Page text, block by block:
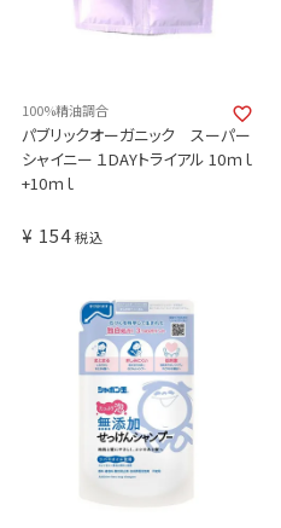
100%精油調合
パブリックオーガニック スーパー
シャイニー １DAYトライアル 10ｍｌ
+10ｍｌ
¥ 154 税込